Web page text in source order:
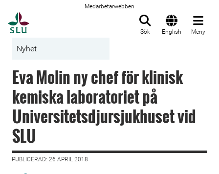
Medarbetarwebben
Sök English Meny
Nyhet
Eva Molin ny chef för klinisk
kemiska laboratoriet på
Universitetsdjursjukhuset vid
SLU
PUBLICERAD: 26 APRIL 2018